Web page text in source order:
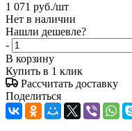
1 071 руб./шт
Нет в наличии
Нашли дешевле?
-
В корзину
Купить в 1 клик
Рассчитать доставку
Поделиться